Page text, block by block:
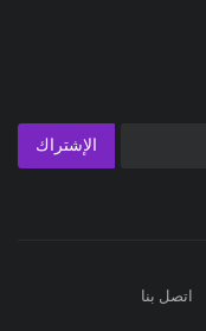
الإشتراك
اتصل بنا